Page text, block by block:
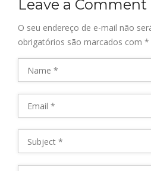
Leave a Comment
O seu endereço de e-mail não
obrigatórios são marcados com *